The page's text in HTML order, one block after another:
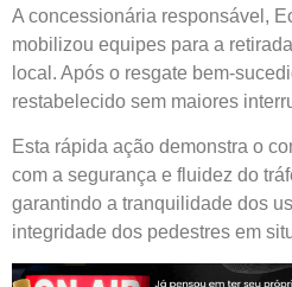
A concessionária responsável,
mobilizou equipes para a
local. Após o resgate bem-
restabelecido sem maiores
Esta rápida ação demonstra o
com a segurança e fluidez do
garantindo a tranquilidade dos
integridade dos pedestres em